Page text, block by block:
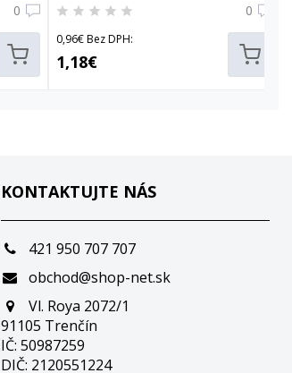
0 0
0,96€ Bez DPH:
1,18€
KONTAKTUJTE NÁS
421 950 707 707
obchod@shop-net.sk
Vl. Roya 2072/1
91105 Trenčín
IČ: 50987259
DIČ: 2120551224